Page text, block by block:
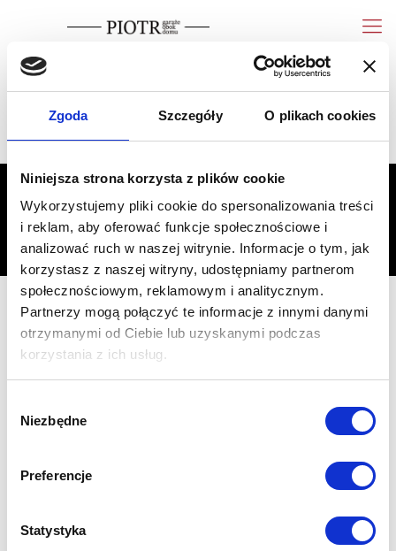
Zgoda Szczegóły O plikach cookies
Niniejsza strona korzysta z plików cookie
Wykorzystujemy pliki cookie do spersonalizowania treści
i reklam, aby oferować funkcje społecznościowe i
analizować ruch w naszej witrynie. Informacje o tym, jak
korzystasz z naszej witryny, udostępniamy partnerom
społecznościowym, reklamowym i analitycznym.
Partnerzy mogą połączyć te informacje z innymi danymi
otrzymanymi od Ciebie lub uzyskanymi podczas
korzystania z ich usług.
zgody
Niezbędne
Preferencje
Statystyka
Pokaż telefon
START
PORADY
Garaże z płyty warstwowej od polskiego producenta
CENTRUM OCHRONY PRYWATNOŚCI
KONTAKT
Producent garaży śląsk